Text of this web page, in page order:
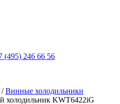
(495) 246 66 56
/Винные холодильники
холодильник KWT6422iG